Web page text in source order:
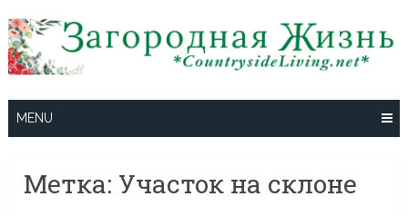
to
content
MENU
Метка: Участок на склоне